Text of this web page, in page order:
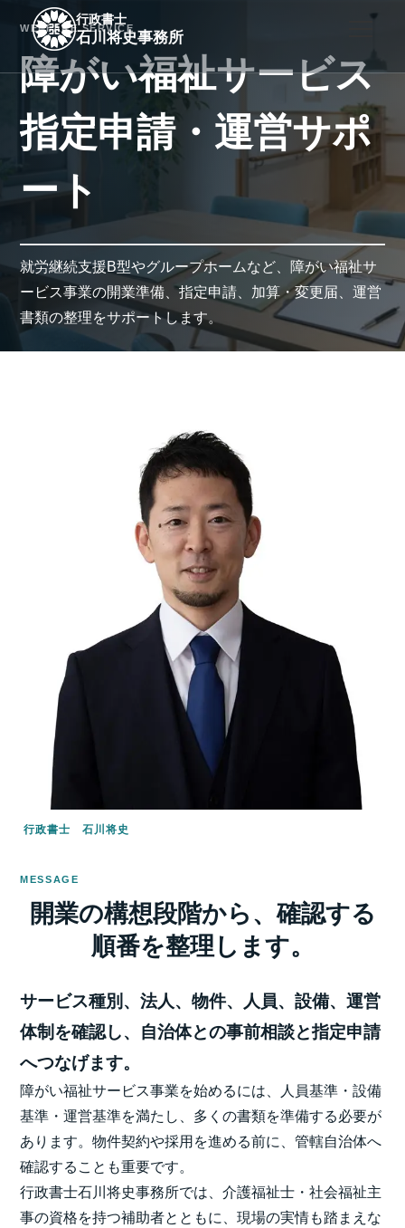
行政書士
石川将史事務所
WELFARE SERVICE
障がい福祉サービス
指定申請・運営サポ
ート
就労継続支援B型やグループホームなど、障がい福祉サ
ービス事業の開業準備、指定申請、加算・変更届、運営
書類の整理をサポートします。
行政書士 石川将史
MESSAGE
開業の構想段階から、確認する
順番を整理します。
サービス種別、法人、物件、人員、設備、運営
体制を確認し、自治体との事前相談と指定申請
へつなげます。
障がい福祉サービス事業を始めるには、人員基準・設備
基準・運営基準を満たし、多くの書類を準備する必要が
あります。物件契約や採用を進める前に、管轄自治体へ
確認することも重要です。
行政書士石川将史事務所では、介護福祉士・社会福祉主
事の資格を持つ補助者とともに、現場の実情も踏まえな